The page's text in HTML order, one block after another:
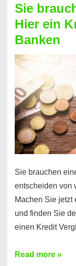
Summe
Geld?
Hier
einen
10000
Euro
Kredit
finden
Sie
Hier ein
Banken
Sie brauchen
entscheiden von
Machen Sie jetzt
und finden Sie
einen Kredit
Sie
Read more »